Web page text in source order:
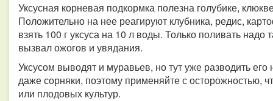
Уксусная корневая подкормка полезна голубике,
Положительно на нее реагируют клубника, редис,
взять 100 г уксуса на 10 л воды. Только поливать
вызвал ожогов и увядания.
Уксусом выводят и муравьев, но тут уже разводить
даже сорняки, поэтому применяйте с осторожностью,
или плодовых культур.